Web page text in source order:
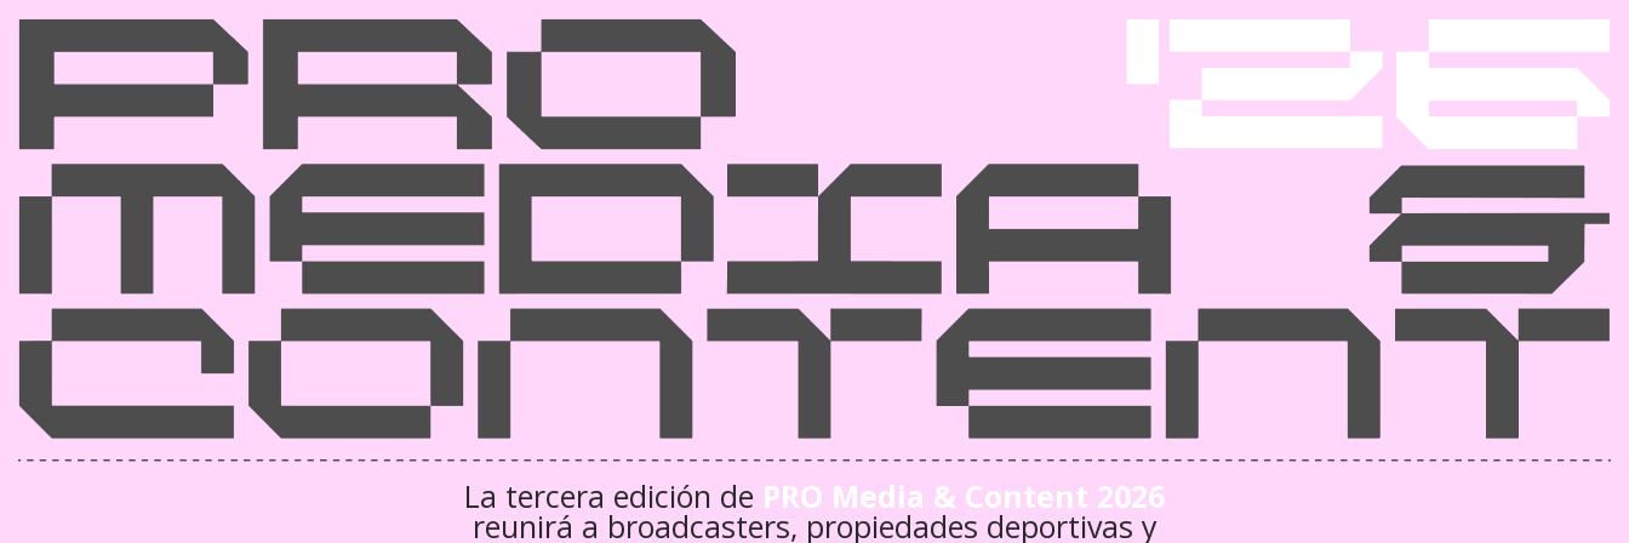
La tercera edición de PRO Media & Content 2026
reunirá a broadcasters, propiedades deportivas y